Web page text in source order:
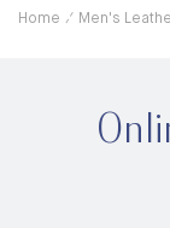
Home Men's